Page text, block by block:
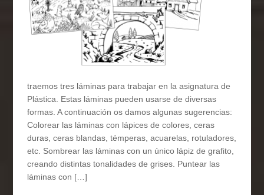
traemos tres láminas para trabajar en la asignatura de
Plástica. Estas láminas pueden usarse de diversas
formas. A continuación os damos algunas sugerencias:
Colorear las láminas con lápices de colores, ceras
duras, ceras blandas, témperas, acuarelas, rotuladores,
etc. Sombrear las láminas con un único lápiz de grafito,
creando distintas tonalidades de grises. Puntear las
láminas con […]